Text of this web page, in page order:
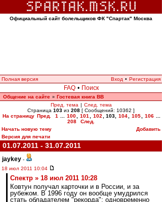
Официальный сайт болельщиков ФК "Спартак" Москва
Полная версия Вход • Регистрация
FAQ • Поиск
Общение на сайте » Гостевая книга ВВ
Пред. тема | След. тема
Страница 103 из 208 [ Сообщений: 10362 ]
На страницу Пред. 1 100 101 102 103, 104 105 106
208
След.
Начать новую тему
Добавить
Версия для печати
01.07.2011 - 31.07.2011
jaykey -
18 июл 2011 10:04
Спектр » 18 июл 2011 10:28
Ковтун получал карточки и в России, и за
рубежом. В 1996 году он вообще умудрился
стать обладателем "рекорда": одновременно